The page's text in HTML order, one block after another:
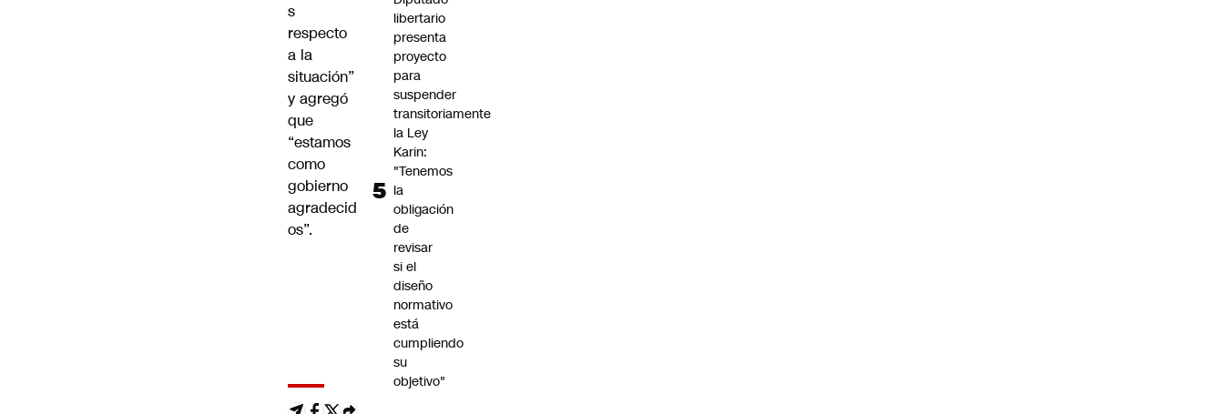
s
respecto
a la
situación”
y agregó
que
“estamos
como
gobierno
agradecid
os”.
libertario
presenta
proyecto
para
suspender
transitoriamente
la Ley
Karin:
"Tenemos
la
obligación
de
revisar
si el
diseño
normativo
está
cumpliendo
su
objetivo"